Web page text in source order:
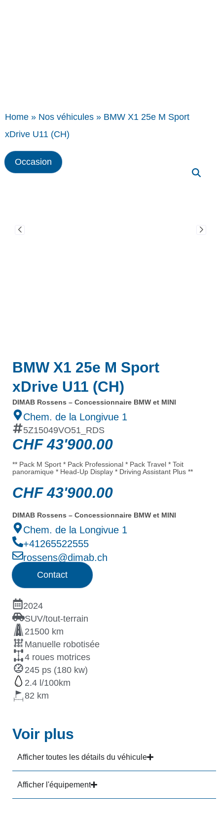
Home » Nos véhicules » BMW X1 25e M Sport
xDrive U11 (CH)
Occasion
BMW X1 25e M Sport
xDrive U11 (CH)
DIMAB Rossens – Concessionnaire BMW et MINI
Chem. de la Longivue 1
5Z15049VO51_RDS
CHF43'900.00
** Pack M Sport * Pack Professional * Pack Travel * Toit
panoramique * Head-Up Display * Driving Assistant Plus **
CHF43'900.00
DIMAB Rossens – Concessionnaire BMW et MINI
Chem. de la Longivue 1
+41265522555
rossens@dimab.ch
Contact
2024
SUV/tout-terrain
21500 km
Manuelle robotisée
4 roues motrices
245 ps (180 kw)
2.4
82
Voir plus
Afficher toutes les détails du véhicule
Afficher l'équipement